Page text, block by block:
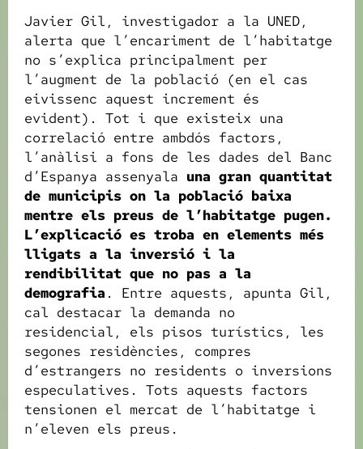
Javier Gil, investigador a la UNED,
alerta que l’encariment de l’habitatge
no s’explica principalment per
l’augment de la població (en el cas
eivissenc aquest increment és
evident). Tot i que existeix una
correlació entre ambdós factors,
l’anàlisi a fons de les dades del Banc
d’Espanya assenyala una gran quantitat
de municipis on la població baixa
mentre els preus de l’habitatge pugen.
L’explicació es troba en elements més
lligats a la inversió i la
rendibilitat que no pas a la
demografia . Entre aquests, apunta Gil,
cal destacar la demanda no
residencial, els pisos turístics, les
segones residències, compres
d’estrangers no residents o inversions
especulatives. Tots aquests factors
tensionen el mercat de l’habitatge i
n’eleven els preus.